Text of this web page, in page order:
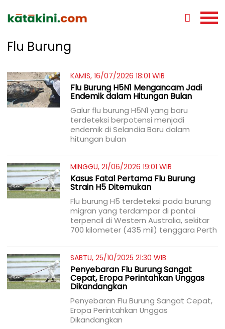
Flu Burung
KAMIS, 16/07/2026 18:01 WIB
Flu Burung H5N1 Mengancam Jadi
Endemik dalam Hitungan Bulan
Galur flu burung H5N1 yang baru
terdeteksi berpotensi menjadi
endemik di Selandia Baru dalam
hitungan bulan
MINGGU, 21/06/2026 19:01 WIB
Kasus Fatal Pertama Flu Burung
Strain H5 Ditemukan
Flu burung H5 terdeteksi pada burung
migran yang terdampar di pantai
terpencil di Western Australia, sekitar
700 kilometer (435 mil) tenggara Perth
SABTU, 25/10/2025 21:30 WIB
Penyebaran Flu Burung Sangat
Cepat, Eropa Perintahkan Unggas
Dikandangkan
Penyebaran Flu Burung Sangat Cepat,
Eropa Perintahkan Unggas
Dikandangkan